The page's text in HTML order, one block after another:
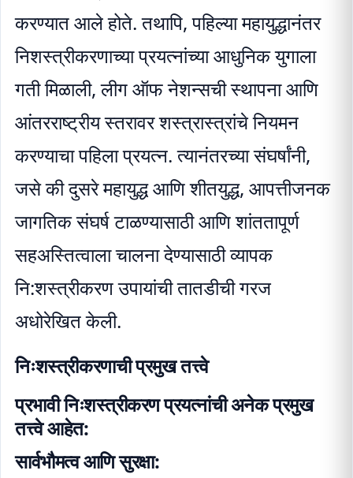
करण्यात आले होते. तथापि, पहिल्या महायुद्धानंतर
निशस्त्रीकरणाच्या प्रयत्नांच्या आधुनिक युगाला
गती मिळाली, लीग ऑफ नेशन्सची स्थापना आणि
आंतरराष्ट्रीय स्तरावर शस्त्रास्त्रांचे नियमन
करण्याचा पहिला प्रयत्न. त्यानंतरच्या संघर्षांनी,
जसे की दुसरे महायुद्ध आणि शीतयुद्ध, आपत्तीजनक
जागतिक संघर्ष टाळण्यासाठी आणि शांततापूर्ण
सहअस्तित्वाला चालना देण्यासाठी व्यापक
नि:शस्त्रीकरण उपायांची तातडीची गरज
अधोरेखित केली.
निःशस्त्रीकरणाची प्रमुख तत्त्वे
प्रभावी निःशस्त्रीकरण प्रयत्नांची अनेक प्रमुख
तत्त्वे आहेत:
सार्वभौमत्व आणि सुरक्षा: